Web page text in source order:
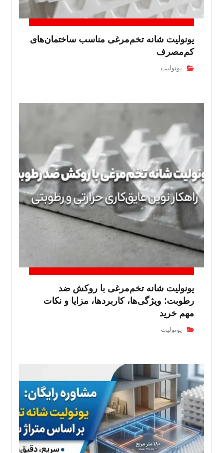
یونولیت شانه تخم‌مرغی مناسب ساختمان‌های
کم‌مصرف
یونولیت
یونولیت شانه تخم‌مرغی با روکش ضد
رطوبت؛ ویژگی‌ها، کاربردها، مزایا و نکات
مهم خرید
یونولیت